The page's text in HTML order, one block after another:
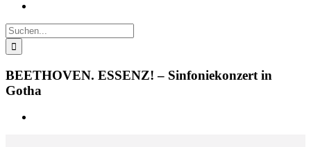
Suche
nach:
BEETHOVEN. ESSENZ! – Sinfoniekonzert in
Gotha